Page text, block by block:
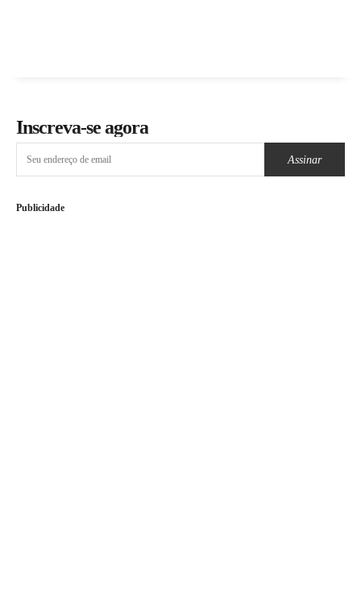
Inscreva-se agora
Assinar
Publicidade